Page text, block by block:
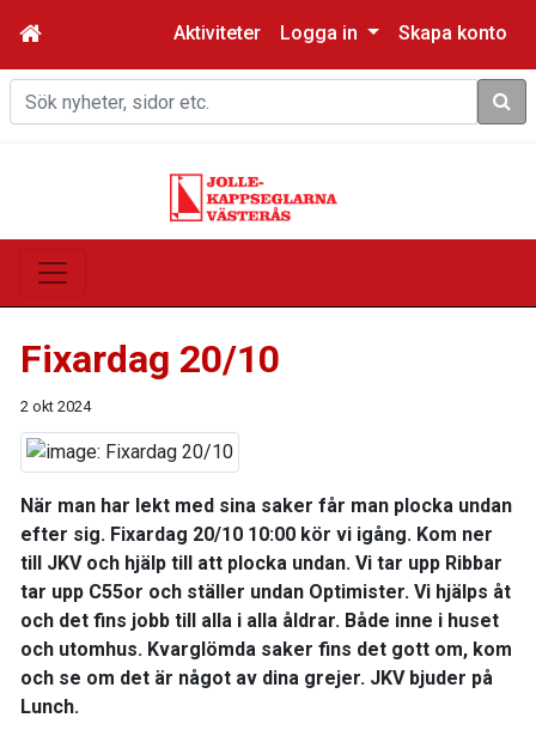
Aktiviteter Logga in Skapa konto
Sök
Fixardag 20/10
2 okt 2024
När man har lekt med sina saker får man plocka undan
efter sig. Fixardag 20/10 10:00 kör vi igång. Kom ner
till JKV och hjälp till att plocka undan. Vi tar upp Ribbar
tar upp C55or och ställer undan Optimister. Vi hjälps åt
och det fins jobb till alla i alla åldrar. Både inne i huset
och utomhus. Kvarglömda saker fins det gott om, kom
och se om det är något av dina grejer. JKV bjuder på
Lunch.